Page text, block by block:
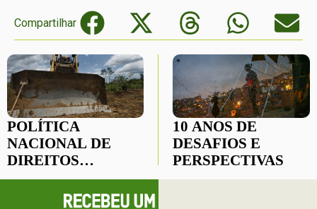
Compartilhar
POLÍTICA
NACIONAL DE
DIREITOS
HUMANOS E
EMPRESAS
10 ANOS DE
DESAFIOS E
PERSPECTIVAS